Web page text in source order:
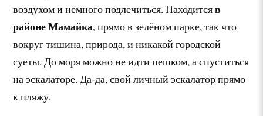
воздухом и немного подлечиться. Находитсяв
районе Мамайка, прямо в зелёном парке, так что
вокруг тишина, природа, и никакой городской
суеты. До моря можно не идти пешком, а спуститься
на эскалаторе. Да-да, свой личный эскалатор прямо
к пляжу.